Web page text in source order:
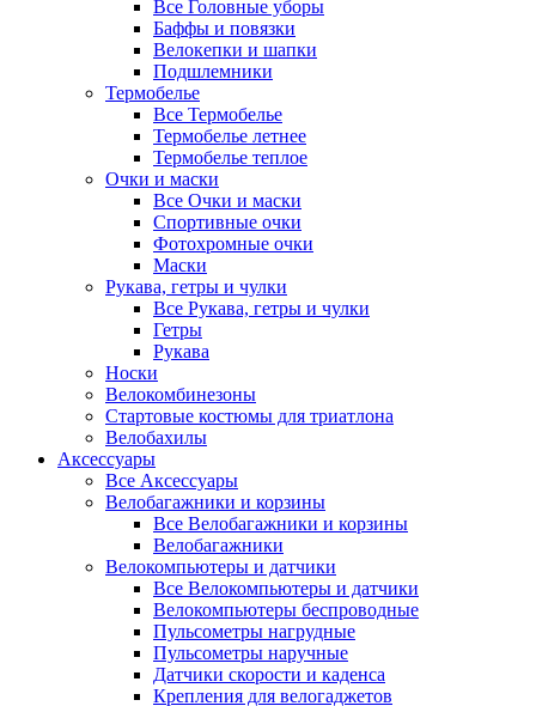
Все Головные уборы
Баффы и повязки
Велокепки и шапки
Подшлемники
Термобелье
Все Термобелье
Термобелье летнее
Термобелье теплое
Очки и маски
Все Очки и маски
Спортивные очки
Фотохромные очки
Маски
Рукава, гетры и чулки
Все Рукава, гетры и чулки
Гетры
Рукава
Носки
Велокомбинезоны
Стартовые костюмы для триатлона
Велобахилы
Аксессуары
Все Аксессуары
Велобагажники и корзины
Все Велобагажники и корзины
Велобагажники
Велокомпьютеры и датчики
Все Велокомпьютеры и датчики
Велокомпьютеры беспроводные
Пульсометры нагрудные
Пульсометры наручные
Датчики скорости и каденса
Крепления для велогаджетов